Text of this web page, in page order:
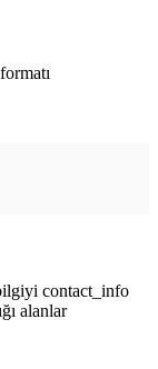
contact_info
alanlar